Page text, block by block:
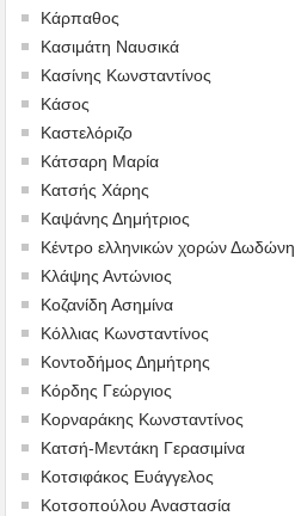
Κάρπαθος
Κασιμάτη Ναυσικά
Κασίνης Κωνσταντίνος
Κάσος
Καστελόριζο
Κάτσαρη Μαρία
Κατσής Χάρης
Καψάνης Δημήτριος
Κέντρο ελληνικών χορών Δωδώνη
Κλάψης Αντώνιος
Κοζανίδη Ασημίνα
Κόλλιας Κωνσταντίνος
Κοντοδήμος Δημήτρης
Κόρδης Γεώργιος
Κορναράκης Κωνσταντίνος
Κατσή-Μεντάκη Γερασιμίνα
Κοτσιφάκος Ευάγγελος
Κοτσοπούλου Αναστασία